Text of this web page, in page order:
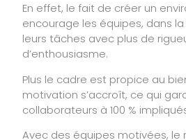
En effet, le fait de créer un
encourage les équipes, dans
leurs tâches avec plus de
d’enthousiasme.
Plus le cadre est propice au
motivation s’accroît, ce qui
collaborateurs à 100 %
Avec des équipes motivées, le